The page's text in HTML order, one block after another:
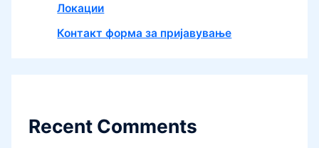
Локации
Контакт форма за пријавување
Recent Comments